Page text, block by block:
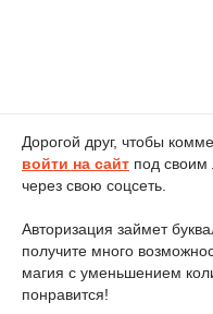
Дорогой друг, чтобы
войти на сайт под своим
через свою соцсеть.
Авторизация займет
получите много
магия с уменьшением
понравится!